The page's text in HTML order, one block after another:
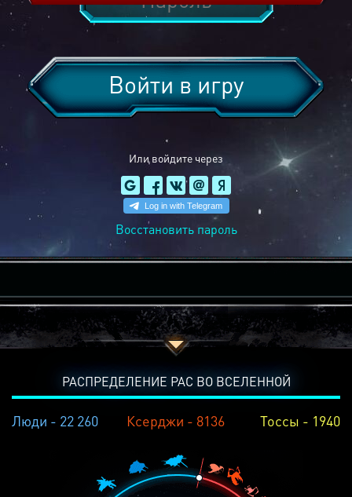
Или войдите через
Войти в игру
Восстановить пароль
РАСПРЕДЕЛЕНИЕ РАС ВО ВСЕЛЕННОЙ
Люди - 22 260 Ксерджи - 8136 Тоссы - 1940